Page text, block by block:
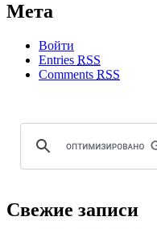
Мета
Войти
Entries RSS
Comments RSS
Свежие записи